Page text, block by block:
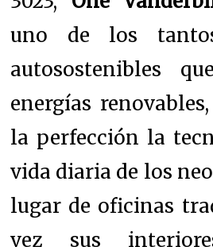
uno de los
autosostenibles
energías
la perfección la
vida diaria de los
lugar de oficinas
vez sus